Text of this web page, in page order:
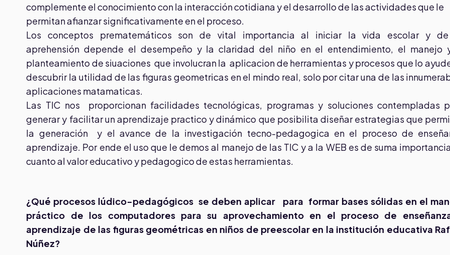
complemente el conocimiento con la interacción cotidiana y el desarrollo de las actividades que le
permitan afianzar significativamente en el proceso.
Los conceptos prematemáticos son de vital importancia al iniciar la vida escolar y
aprehensión depende el desempeño y la claridad del niño en el entendimiento, el manejo
planteamiento de siuaciones que involucran la aplicacion de herramientas y procesos que lo
descubrir la utilidad de las figuras geometricas en el mindo real, solo por citar una de las
aplicaciones matamaticas.
Las TIC nos proporcionan facilidades tecnológicas, programas y soluciones contempladas
generar y facilitar un aprendizaje practico y dinámico que posibilita diseñar estrategias que
la generación y el avance de la investigación tecno-pedagogica en el proceso de
aprendizaje. Por ende el uso que le demos al manejo de las TIC y a la WEB es de suma
cuanto al valor educativo y pedagogico de estas herramientas.
¿Qué procesos lúdico-pedagógicos se deben aplicar para formar bases sólidas en el
práctico de los computadores para su aprovechamiento en el proceso de
aprendizaje de las figuras geométricas en niños de preescolar en la institución educativa
Núñez?